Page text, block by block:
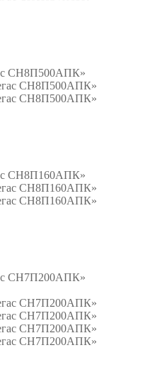
СН8П500АПК»
СН8П160АПК»
СН7П200АПК»